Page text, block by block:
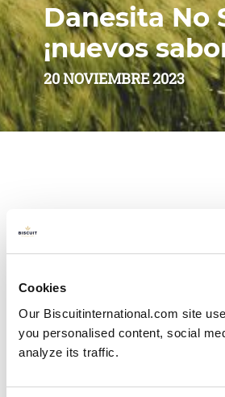
Cookies
Our Biscuitinternational.com site
you personalised content, social
analyze its traffic.
Danesita No
¡nuevos
20 NOVIEMBRE 2023